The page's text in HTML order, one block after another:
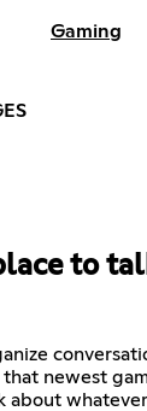
Gaming
to
newest
about